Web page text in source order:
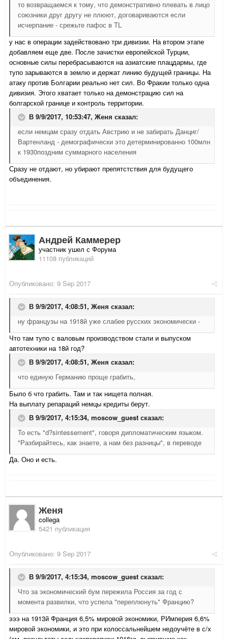
то возвращаемся к тому, что демонстративно плевать в лицо
союзники друг другу не плюют, договариваются если
исчерпание - срежьте пафос в TL
у нас в операции задействовано три дивизии. На втором этапе
добавляем еще две. После зачистки европейской Турции,
основные силы перебрасываются на азиатские плацдармы, где
тупо зарываются в землю и держат линию будущей границы. На
атаку против Болгарии реально нет сил. Во Фракии только одна
дивизия. Этого хватает только на демонстрацию сил на
болгарской границе и контроль территории.
В 9/9/2017, 10:53:47, Женя сказал:
если немцам сразу отдать Австрию и не забирать Данциг/
Вартенланд - демографически это детерминированно 100млн
к 1930поздним суммарного населения
Сразу не отдают, но убирают препятстствия для будущего
объединения.
Андрей Каммерер
участник ушел с Форума
11108 публикаций
Опубликовано: 9 Sep 2017
В 9/9/2017, 4:08:51, Женя сказал:
ну французы на 1918й уже слабее русских экономически -
Что там тупо с валовым производством стали и выпуском
автотехники на 18й год?
В 9/9/2017, 4:08:51, Женя сказал:
что единую Германию проще грабить,
Было б что грабить. Там и так нищета полная.
На выплату репараций немцы кредиты берут.
В 9/9/2017, 4:15:34, moscow_guest сказал:
То есть "d?sintessement", говоря дипломатическим языком.
"Разбирайтесь, как знаете, а нам без разницы", в переводе
Да. Оно и есть.
Женя
collega
5421 публикация
Опубликовано: 9 Sep 2017
В 9/9/2017, 4:15:34, moscow_guest сказал:
Что за экономический бум пережила Россия за год с
момента развилки, что успела "переплюнуть" Францию?
эээ на 1913й Франция 6,5% мировой экономики, РИмперия 6,6%
мировой экономики, и это при колоссальнейшем недоучёте в с/х